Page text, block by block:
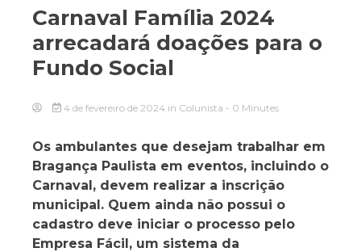
Carnaval Família 2024
arrecadará doações para o
Fundo Social
4 de fevereiro de 2024 in Colunista - 0 Minutes
Os ambulantes que desejam trabalhar em
Bragança Paulista em eventos, incluindo o
Carnaval, devem realizar a inscrição
municipal. Quem ainda não possui o
cadastro deve iniciar o processo pelo
Empresa Fácil, um sistema da